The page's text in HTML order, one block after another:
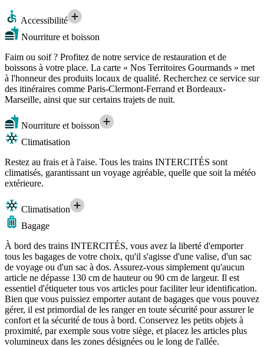
Accessibilité
Nourriture et boisson
Faim ou soif ? Profitez de notre service de restauration et de
boissons à votre place. La carte « Nos Territoires Gourmands » met
à l'honneur des produits locaux de qualité. Recherchez ce service sur
des itinéraires comme Paris-Clermont-Ferrand et Bordeaux-
Marseille, ainsi que sur certains trajets de nuit.
Nourriture et boisson
Climatisation
Restez au frais et à l'aise. Tous les trains INTERCITÉS sont
climatisés, garantissant un voyage agréable, quelle que soit la météo
extérieure.
Climatisation
Bagage
À bord des trains INTERCITÉS, vous avez la liberté d'emporter
tous les bagages de votre choix, qu'il s'agisse d'une valise, d'un sac
de voyage ou d'un sac à dos. Assurez-vous simplement qu'aucun
article ne dépasse 130 cm de hauteur ou 90 cm de largeur. Il est
essentiel d'étiqueter tous vos articles pour faciliter leur identification.
Bien que vous puissiez emporter autant de bagages que vous pouvez
gérer, il est primordial de les ranger en toute sécurité pour assurer le
confort et la sécurité de tous à bord. Conservez les petits objets à
proximité, par exemple sous votre siège, et placez les articles plus
volumineux dans les zones désignées ou le long de l'allée.